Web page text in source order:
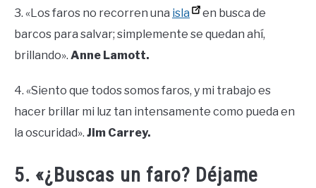
3. «Los faros no recorren una isla
en busca de
barcos para salvar; simplemente se quedan ahí,
brillando». Anne Lamott.
4. «Siento que todos somos faros, y mi trabajo es
hacer brillar mi luz tan intensamente como pueda en
la oscuridad». Jim Carrey.
5. «¿Buscas un faro? Déjame